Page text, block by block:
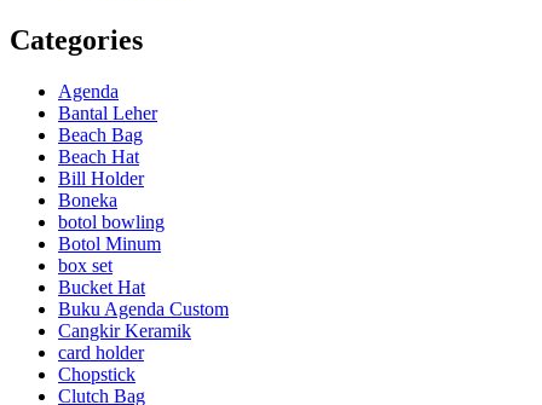
Categories
Agenda
Bantal Leher
Beach Bag
Beach Hat
Bill Holder
Boneka
botol bowling
Botol Minum
box set
Bucket Hat
Buku Agenda Custom
Cangkir Keramik
card holder
Chopstick
Clutch Bag